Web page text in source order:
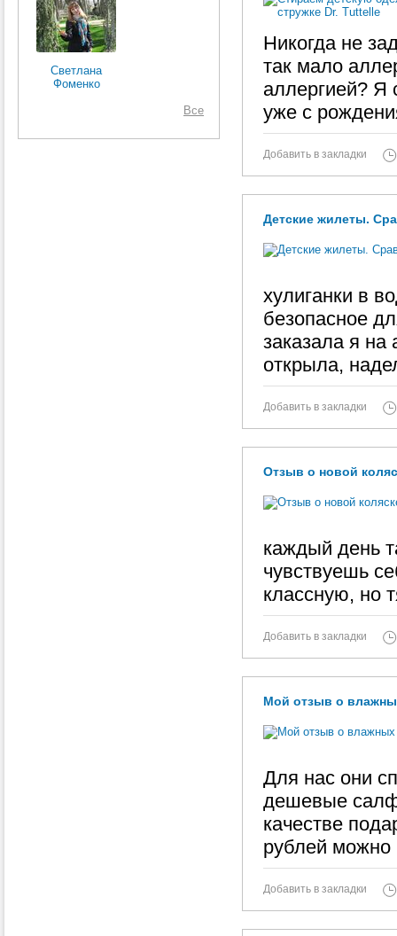
Светлана
Фоменко
Все
Никогда не
так мало
аллергией? Я
уже с
Добавить в закладки
Детские жилеты.
хулиганки в
безопасное
заказала я на
открыла,
Добавить в закладки
Отзыв о новой
каждый день
чувствуешь
классную, но
Добавить в закладки
Мой отзыв о
Для нас они
дешевые
качестве
рублей можно
Добавить в закладки